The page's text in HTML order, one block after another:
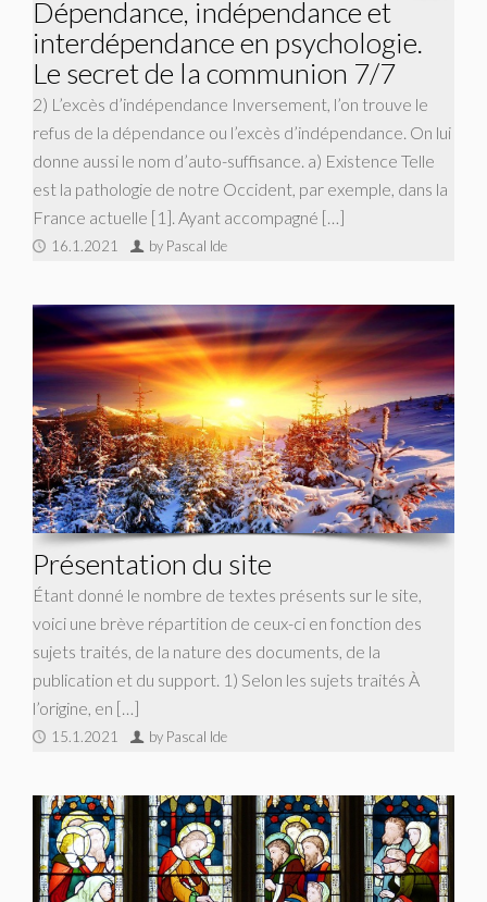
Dépendance, indépendance et
interdépendance en psychologie.
Le secret de la communion 7/7
2) L’excès d’indépendance Inversement, l’on trouve le
refus de la dépendance ou l’excès d’indépendance. On lui
donne aussi le nom d’auto-suffisance. a) Existence Telle
est la pathologie de notre Occident, par exemple, dans la
France actuelle [1]. Ayant accompagné […]
16.1.2021 by Pascal Ide
Présentation du site
Étant donné le nombre de textes présents sur le site,
voici une brève répartition de ceux-ci en fonction des
sujets traités, de la nature des documents, de la
publication et du support. 1) Selon les sujets traités À
l’origine, en […]
15.1.2021 by Pascal Ide